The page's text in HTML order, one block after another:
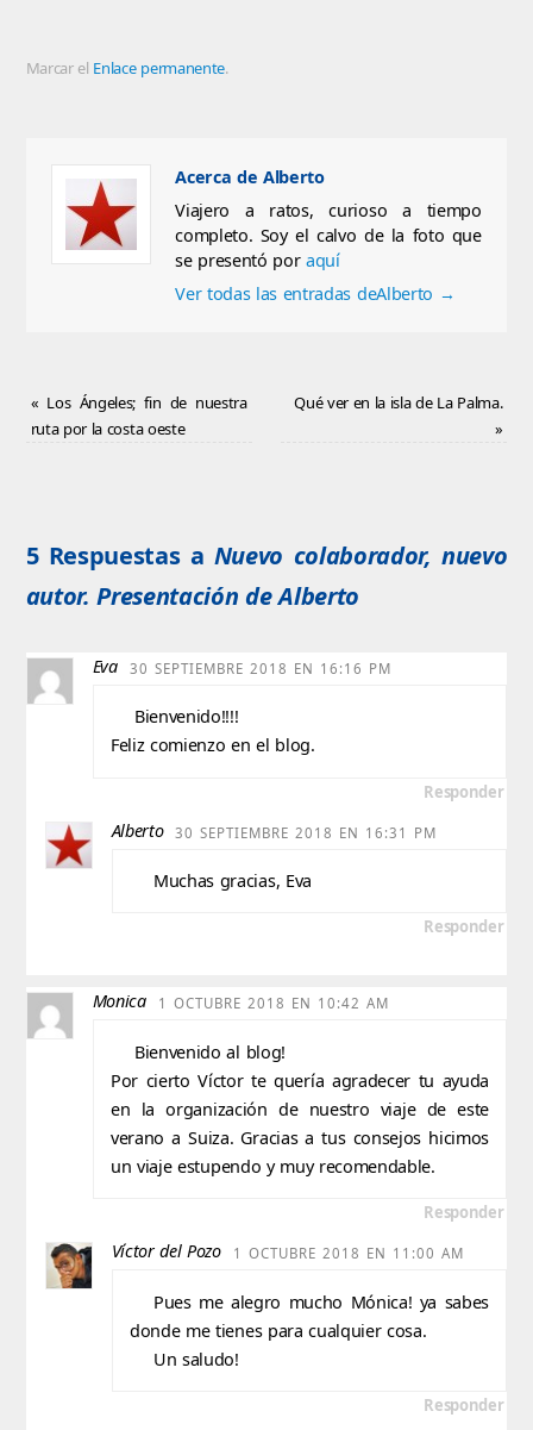
Marcar el Enlace permanente.
Acerca de Alberto
Viajero a ratos, curioso a tiempo
completo. Soy el calvo de la foto que
se presentó poraquí
Ver todas las entradas deAlberto →
« Los Ángeles; fin de nuestra
ruta por la costa oeste
Qué ver en la isla de La Palma.
»
5 Respuestas a Nuevo colaborador, nuevo
autor. Presentación de Alberto
Eva 30 SEPTIEMBRE 2018 EN 16:16 PM
Bienvenido!!!!
Feliz comienzo en el blog.
Responder
Alberto 30 SEPTIEMBRE 2018 EN 16:31 PM
Muchas gracias, Eva
Responder
Monica 1 OCTUBRE 2018 EN 10:42 AM
Bienvenido al blog!
Por cierto Víctor te quería agradecer tu ayuda
en la organización de nuestro viaje de este
verano a Suiza. Gracias a tus consejos hicimos
un viaje estupendo y muy recomendable.
Responder
Víctor del Pozo 1 OCTUBRE 2018 EN 11:00 AM
Pues me alegro mucho Mónica! ya sabes
donde me tienes para cualquier cosa.
Un saludo!
Responder